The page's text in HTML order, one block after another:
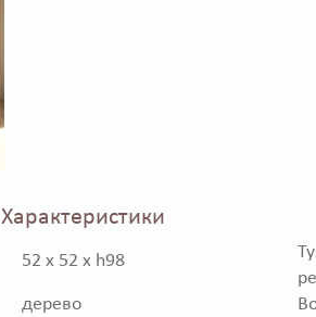
Характеристики
52 x 52 x h98
дерево